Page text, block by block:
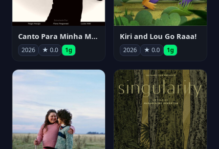
Canto Para Minha Morte
2026 ★ 0.0 1g
Kiri and Lou Go Raaa!
2026 ★ 0.0 1g